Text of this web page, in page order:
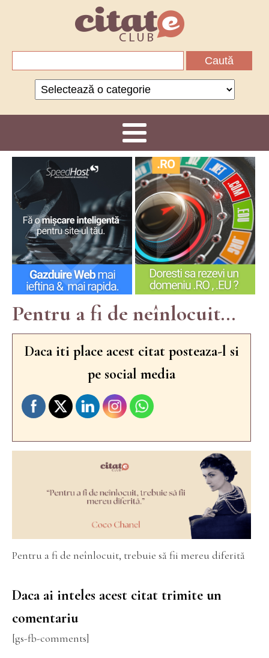
Categorii
Pentru a fi de neînlocuit...
Daca iti place acest citat posteaza-l si
pe social media
Pentru a fi de neînlocuit, trebuie să fii mereu diferită
Daca ai inteles acest citat trimite un
comentariu
[gs-fb-comments]